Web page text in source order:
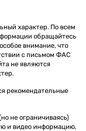
характер. По всем
обращайтесь
внимание, что
с письмом ФАС
не являются
рекомендательные
не ограничиваясь)
и видео информацию,